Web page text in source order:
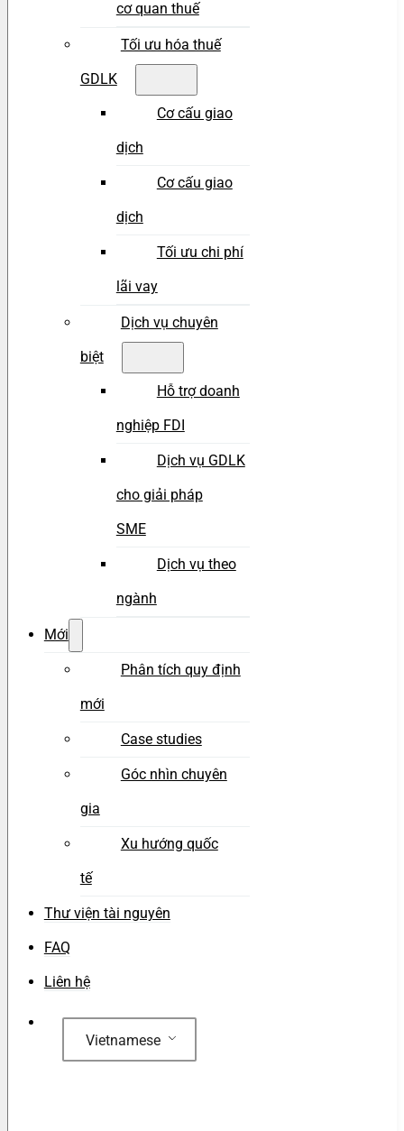
cơ quan thuế
Tối ưu hóa thuế
GDLK
Cơ cấu giao
dịch
Cơ cấu giao
dịch
Tối ưu chi phí
lãi vay
Dịch vụ chuyên
biệt
Hỗ trợ doanh
nghiệp FDI
Dịch vụ GDLK
cho giải pháp
SME
Dịch vụ theo
ngành
Mới
Phân tích quy định
mới
Case studies
Góc nhìn chuyên
gia
Xu hướng quốc
tế
Thư viện tài nguyên
FAQ
Liên hệ
Vietnamese